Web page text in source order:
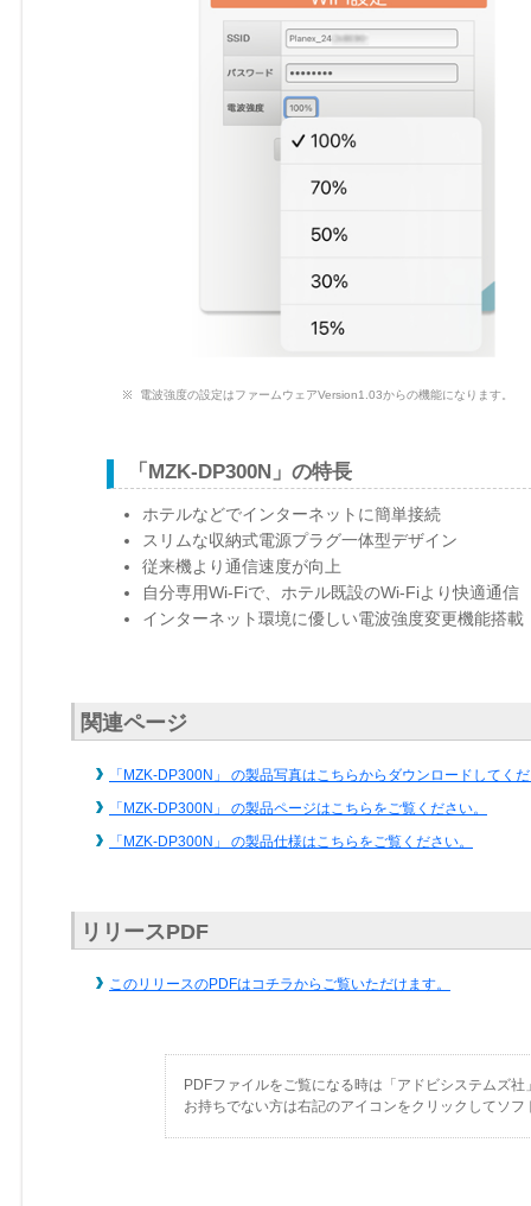
電波強度の設定はファームウェアVersion1.03からの機能になります。
「MZK-DP300N」の特長
ホテルなどでインターネットに簡単接続
スリムな収納式電源プラグ一体型デザイン
従来機より通信速度が向上
自分専用Wi-Fiで、ホテル既設のWi-Fiより快適通信
インターネット環境に優しい電波強度変更機能搭載
関連ページ
「MZK-DP300N」 の製品写真はこちらからダウンロードしてく
「MZK-DP300N」 の製品ページはこちらをご覧ください。
「MZK-DP300N」 の製品仕様はこちらをご覧ください。
リリースPDF
このリリースのPDFはコチラからご覧いただけます。
PDFファイルをご覧になる時は「アドビシステムズ社
お持ちでない方は右記のアイコンをクリックしてソ